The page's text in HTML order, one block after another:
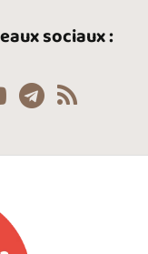
sociaux :